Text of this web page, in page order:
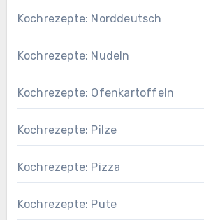
Kochrezepte: Norddeutsch
Kochrezepte: Nudeln
Kochrezepte: Ofenkartoffeln
Kochrezepte: Pilze
Kochrezepte: Pizza
Kochrezepte: Pute